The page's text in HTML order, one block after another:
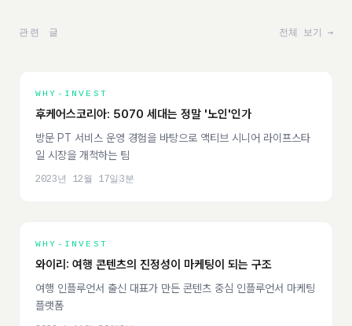
관련 글 전체 보기 →
WHY-INVEST
후케어스코리아: 5070 세대는 정말 '노인'인가
방문 PT 서비스 운영 경험을 바탕으로 액티브 시니어 라이프스타
일 시장을 개척하는 팀
2023년 12월 17일 3분
WHY-INVEST
와이리: 여행 콘텐츠의 진정성이 마케팅이 되는 구조
여행 인플루언서 출신 대표가 만든 콘텐츠 중심 인플루언서 마케팅
플랫폼